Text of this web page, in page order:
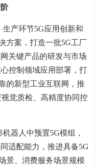
产环节5G应用创新和
方案，打造一批5G工厂
关键产品的研发与市场
控制领域应用部署，打
的新型工业互联网，推
觉质检、高精度协同控
器人中预置5G模组，
适配能力，推进具备5G
景、消费服务场景规模